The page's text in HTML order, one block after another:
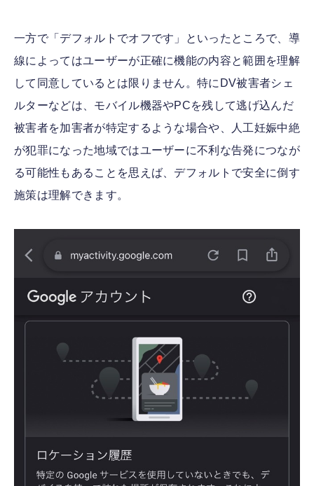
一方で「デフォルトでオフです」といったところで、導
線によってはユーザーが正確に機能の内容と範囲を理解
して同意しているとは限りません。特にDV被害者シェ
ルターなどは、モバイル機器やPCを残して逃げ込んだ
被害者を加害者が特定するような場合や、人工妊娠中絶
が犯罪になった地域ではユーザーに不利な告発につなが
る可能性もあることを思えば、デフォルトで安全に倒す
施策は理解できます。